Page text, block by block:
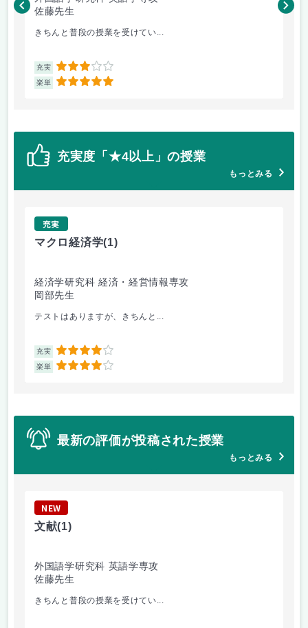
佐藤先生
きちんと普段の授業を受けてい...
充実 3
楽単 5
岡
充実度「★4以上」の授業
もっとみる
充実
マクロ経済学(1)
経済学研究科 経済・経営情報専攻
岡部先生
テストはありますが、きちんと...
充実 4
楽単 4
最新の評価が投稿された授業
もっとみる
NEW
文献(1)
外国語学研究科 英語学専攻
佐藤先生
きちんと普段の授業を受けてい...